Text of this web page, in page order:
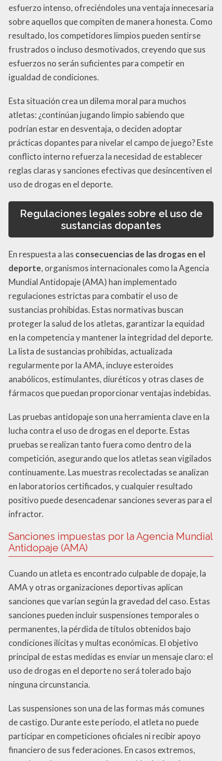
esfuerzo intenso, ofreciéndoles una ventaja innecesaria
sobre aquellos que compiten de manera honesta. Como
resultado, los competidores limpios pueden sentirse
frustrados o incluso desmotivados, creyendo que sus
esfuerzos no serán suficientes para competir en
igualdad de condiciones.
Esta situación crea un dilema moral para muchos
atletas: ¿continúan jugando limpio sabiendo que
podrían estar en desventaja, o deciden adoptar
prácticas dopantes para nivelar el campo de juego? Este
conflicto interno refuerza la necesidad de establecer
reglas claras y sanciones efectivas que desincentiven el
uso de drogas en el deporte.
Regulaciones legales sobre el uso de
sustancias dopantes
En respuesta a las consecuencias de las drogas en el
deporte, organismos internacionales como la Agencia
Mundial Antidopaje (AMA) han implementado
regulaciones estrictas para combatir el uso de
sustancias prohibidas. Estas normativas buscan
proteger la salud de los atletas, garantizar la equidad
en la competencia y mantener la integridad del deporte.
La lista de sustancias prohibidas, actualizada
regularmente por la AMA, incluye esteroides
anabólicos, estimulantes, diuréticos y otras clases de
fármacos que puedan proporcionar ventajas indebidas.
Las pruebas antidopaje son una herramienta clave en la
lucha contra el uso de drogas en el deporte. Estas
pruebas se realizan tanto fuera como dentro de la
competición, asegurando que los atletas sean vigilados
continuamente. Las muestras recolectadas se analizan
en laboratorios certificados, y cualquier resultado
positivo puede desencadenar sanciones severas para el
infractor.
Sanciones impuestas por la Agencia Mundial
Antidopaje (AMA)
Cuando un atleta es encontrado culpable de dopaje, la
AMA y otras organizaciones deportivas aplican
sanciones que varían según la gravedad del caso. Estas
sanciones pueden incluir suspensiones temporales o
permanentes, la pérdida de títulos obtenidos bajo
condiciones ilícitas y multas económicas. El objetivo
principal de estas medidas es enviar un mensaje claro: el
uso de drogas en el deporte no será tolerado bajo
ninguna circunstancia.
Las suspensiones son una de las formas más comunes
de castigo. Durante este período, el atleta no puede
participar en competiciones oficiales ni recibir apoyo
financiero de sus federaciones. En casos extremos,